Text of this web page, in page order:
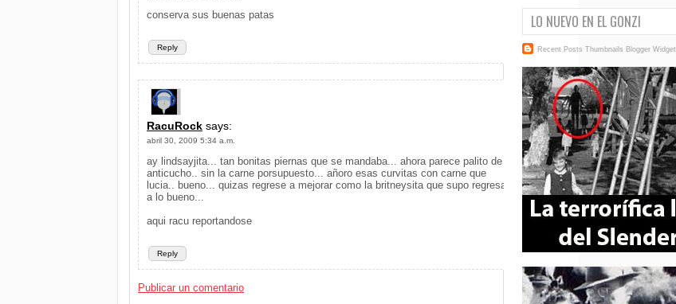
Reply
conserva sus buenas patas
RacuRock says:
abril 30, 2009 5:34 a.m.
Reply
ay lindsayjita... tan bonitas piernas que se mandaba... ahora parece palito de
anticucho.. sin la carne porsupuesto... añoro esas curvitas con carne que
lucia.. bueno... quizas regrese a mejorar como la britneysita que supo regresar
a lo bueno...
aqui racu reportandose
Publicar un comentario
LO NUEVO EN EL GONZI
Recent Posts Thumbnails Blogger Widget